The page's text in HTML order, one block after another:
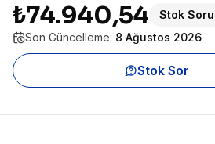
₺74.940,54 Stok
Son Güncelleme: 8 Ağustos 2026
Stok Sor